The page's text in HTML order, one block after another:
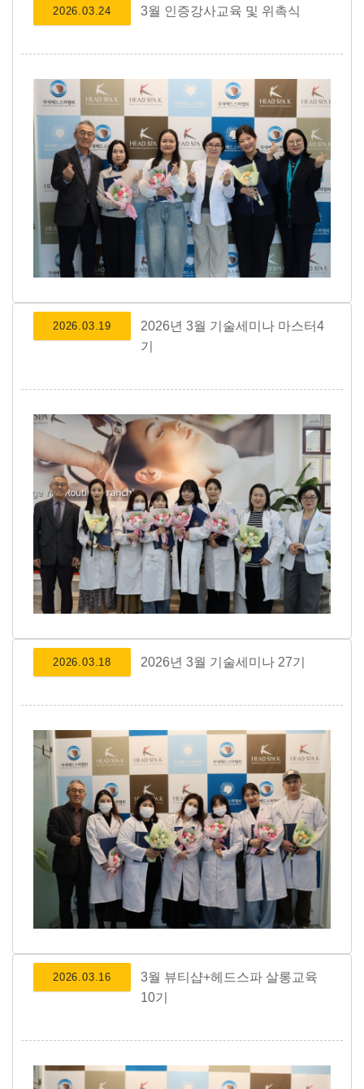
2026.03.24 3월 인증강사교육 및 위촉식
2026.03.19
2026년 3월 기술세미나 마스터4
기
2026.03.18 2026년 3월 기술세미나 27기
2026.03.16
3월 뷰티샵+헤드스파 살롱교육
10기